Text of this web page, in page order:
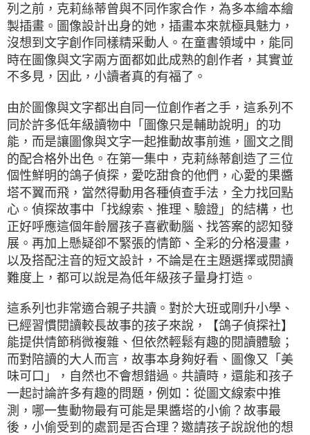
列之前，克莉絲蒂曾與不同作家合作，為多本繪本繪
製插畫。圖像設計出身的她，插畫本來就極具魅力，
沒想到文字創作同樣精采動人。在童書領域中，能同
時在圖像與文字兩方面都如此成熟的創作者，其實並
不多見，因此，小讀者真的有福了。
由於圖像與文字都出自同一位創作者之手，這系列不
同於許多低年級讀物中「圖像只是輔助說明」的功
能，而是讓圖像與文字一起推動故事前進，圖文之間
的配合格外出色。在第一集中，克莉絲蒂創造了三位
個性鮮明的鴿子偵探，愛吃甜食的他們，心愛的果醬
塔不翼而飛，當然得動用各種偵查手法，全力找回點
心。偵探故事中「找線索、推理、驗證」的結構，也
正好呼應這個年齡層孩子喜歡動腦、找答案的認知發
展。再加上懸疑卻不緊張的情節、全彩的分格漫畫，
以及搭配注音的短文設計，不論是在主題選擇或閱讀
難度上，都可以說是為低年級孩子量身打造。
這系列也非常適合親子共讀。對於大班或剛升小學、
已經習慣閱讀較長故事的孩子來說，【鴿子偵探社】
能提供情節稍微複雜、但依然輕鬆有趣的閱讀體驗；
而對陪讀的大人而言，故事本身夠好看、圖像又「美
味可口」，自然也不會想錯過。共讀時，還能和孩子
一起討論許多有趣的問題，例如：從圖文線索中推
測，哪一隻動物最有可能是果醬塔的小偷？故事最
後，小偷受到的處罰是否合理？邀請孩子說說他的想